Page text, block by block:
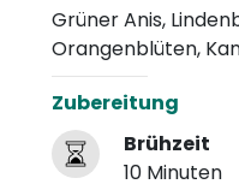
Grüner Anis,
Orangenblüten,
Zubereitung
Brühzeit
10 Minuten